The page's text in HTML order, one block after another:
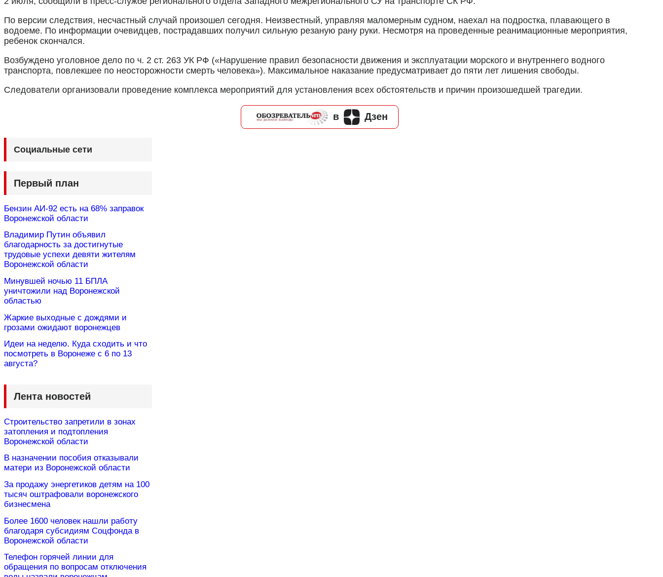
По версии следствия, несчастный случай произошел сегодня. Неизвестный, управляя маломерным судном, наехал на подростка, плавающего в
водоеме. По информации очевидцев, пострадавших получил сильную резаную рану руки. Несмотря на проведенные реанимационные мероприятия,
ребенок скончался.
Возбуждено уголовное дело по ч. 2 ст. 263 УК РФ («Нарушение правил безопасности движения и эксплуатации морского и внутреннего водного
транспорта, повлекшее по неосторожности смерть человека»). Максимальное наказание предусматривает до пяти лет лишения свободы.
Следователи организовали проведение комплекса мероприятий для установления всех обстоятельств и причин произошедшей трагедии.
в Дзен
Социальные сети
Первый план
Бензин АИ-92 есть на 68% заправок
Воронежской области
Владимир Путин объявил
благодарность за достигнутые
трудовые успехи девяти жителям
Воронежской области
Минувшей ночью 11 БПЛА
уничтожили над Воронежской
областью
Жаркие выходные с дождями и
грозами ожидают воронежцев
Идеи на неделю. Куда сходить и что
посмотреть в Воронеже с 6 по 13
августа?
Лента новостей
Строительство запретили в зонах
затопления и подтопления
Воронежской области
В назначении пособия отказывали
матери из Воронежской области
За продажу энергетиков детям на 100
тысяч оштрафовали воронежского
бизнесмена
Более 1600 человек нашли работу
благодаря субсидиям Соцфонда в
Воронежской области
Телефон горячей линии для
обращения по вопросам отключения